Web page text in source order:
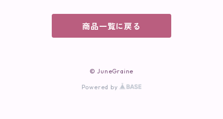
cocochiaお祝いギフトセット(包装あり)
エイジングトラブル
商品一覧に戻る
© JuneGraine
Powered by